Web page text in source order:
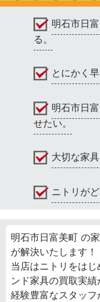
明石市日
る。
とにかく
明石市日
せたい。
大切な家
ニトリが
明石市日富美町 の
が解決いたします！
当店はニトリをは
ンド家具の買取実績
経験豊富なスタッ